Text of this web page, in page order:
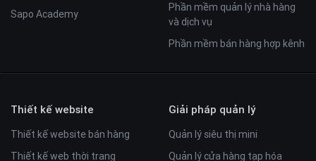
Sapo Academy
Phần mềm quản lý nhà hàng
và dịch vụ
Phần mềm bán hàng hợp kênh
Thiết kế website
Thiết kế website bán hàng
Thiết kế web thời trang
Giải pháp quản lý
Quản lý siêu thị mini
Quản lý cửa hàng tạp hóa